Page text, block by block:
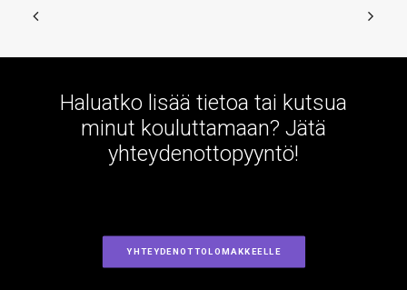
Haluatko lisää tietoa tai kutsua
minut kouluttamaan? Jätä
yhteydenottopyyntö!
YHTEYDENOTTOLOMAKKEELLE